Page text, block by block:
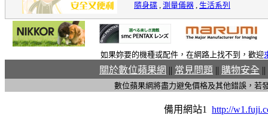
隨身碟 , 測量儀器 , 生活系列
如果妳要的機種或配件，在網路上找不到，歡迎
關於數位蘋果網 || 常見問題 || 購物安全 ||
數位蘋果網將盡力避免價格及其他錯誤，若
備用網站1 http://